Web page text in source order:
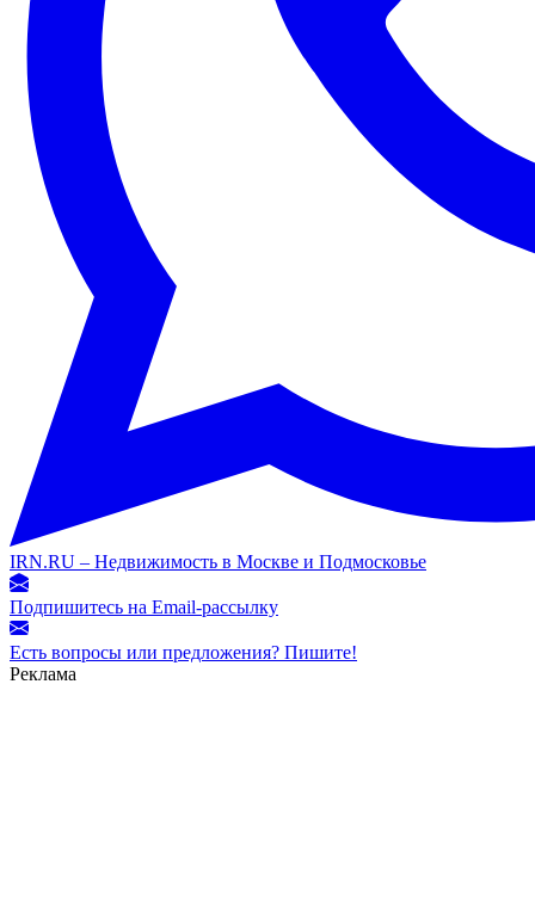
IRN.RU – Недвижимость в Москве и Подмосковье
Подпишитесь на Email-рассылку
Есть вопросы или предложения? Пишите!
Реклама